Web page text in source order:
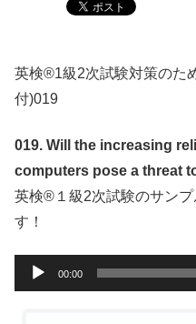
英検®1級2次試験対策のた
付)019
019. Will the increasing
computers pose a threat
英検®１級2次試験のサン
す！
声
00:00